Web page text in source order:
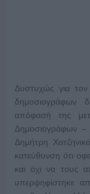
Δυστυχώς για
δημοσιογράφων
απόφασή της
Δημοσιογράφων –
Δημήτρη
κατεύθυνση ότι
και όχι να τους
υπερψηφίστηκε